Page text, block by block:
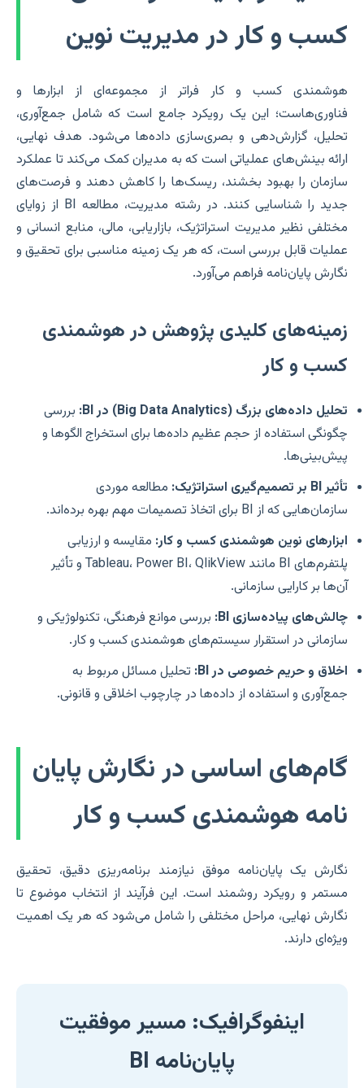
کسب و کار در مدیریت نوین
هوشمندی کسب و کار فراتر از مجموعه‌ای از ابزارها و
فناوری‌هاست؛ این یک رویکرد جامع است که شامل جمع‌آوری،
تحلیل، گزارش‌دهی و بصری‌سازی داده‌ها می‌شود. هدف نهایی،
ارائه بینش‌های عملیاتی است که به مدیران کمک می‌کند تا عملکرد
سازمان را بهبود بخشند، ریسک‌ها را کاهش دهند و فرصت‌های
جدید را شناسایی کنند. در رشته مدیریت، مطالعه BI از زوایای
مختلفی نظیر مدیریت استراتژیک، بازاریابی، مالی، منابع انسانی و
عملیات قابل بررسی است، که هر یک زمینه مناسبی برای تحقیق و
نگارش پایان‌نامه فراهم می‌آورد.
زمینه‌های کلیدی پژوهش در هوشمندی
کسب و کار
تحلیل داده‌های بزرگ (Big Data Analytics) در BI:
بررسی
چگونگی استفاده از حجم عظیم داده‌ها برای استخراج الگوها و
پیش‌بینی‌ها.
تأثیر BI بر تصمیم‌گیری استراتژیک:
مطالعه موردی
سازمان‌هایی که از BI برای اتخاذ تصمیمات مهم بهره برده‌اند.
ابزارهای نوین هوشمندی کسب و کار: مقایسه و ارزیابی
پلتفرم‌های BI مانند Tableau، Power BI، QlikView و تأثیر
آن‌ها بر کارایی سازمانی.
چالش‌های پیاده‌سازی BI:
بررسی موانع فرهنگی، تکنولوژیکی و
سازمانی در استقرار سیستم‌های هوشمندی کسب و کار.
اخلاق و حریم خصوصی در BI:
تحلیل مسائل مربوط به
جمع‌آوری و استفاده از داده‌ها در چارچوب اخلاقی و قانونی.
گام‌های اساسی در نگارش پایان
نامه هوشمندی کسب و کار
نگارش یک پایان‌نامه موفق نیازمند برنامه‌ریزی دقیق، تحقیق
مستمر و رویکرد روشمند است. این فرآیند از انتخاب موضوع تا
نگارش نهایی، مراحل مختلفی را شامل می‌شود که هر یک اهمیت
ویژه‌ای دارند.
اینفوگرافیک: مسیر موفقیت
پایان‌نامه BI